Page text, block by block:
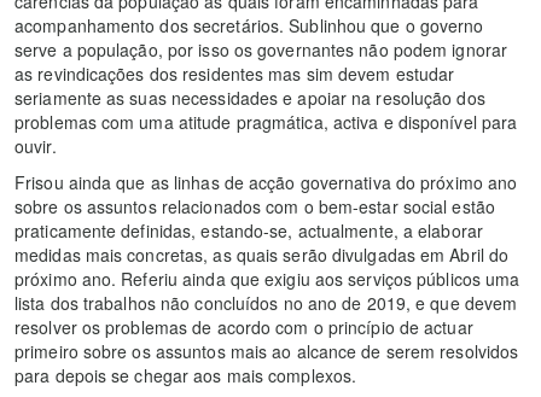
acompanhamento dos secretários. Sublinhou que o governo
serve a população, por isso os governantes não podem ignorar
as revindicações dos residentes mas sim devem estudar
seriamente as suas necessidades e apoiar na resolução dos
problemas com uma atitude pragmática, activa e disponível para
ouvir.
Frisou ainda que as linhas de acção governativa do próximo ano
sobre os assuntos relacionados com o bem-estar social estão
praticamente definidas, estando-se, actualmente, a elaborar
medidas mais concretas, as quais serão divulgadas em Abril do
próximo ano. Referiu ainda que exigiu aos serviços públicos uma
lista dos trabalhos não concluídos no ano de 2019, e que devem
resolver os problemas de acordo com o princípio de actuar
primeiro sobre os assuntos mais ao alcance de serem resolvidos
para depois se chegar aos mais complexos.